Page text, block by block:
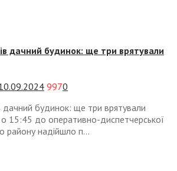
дачний будинок: ще три врятували
9970
дачний будинок: ще три врятували
15:45 до оперативно-диспетчерської
району надійшло п...